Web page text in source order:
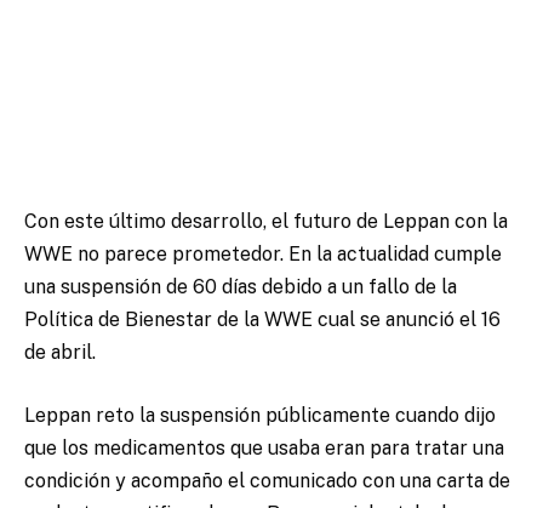
Con este último desarrollo, el futuro de Leppan con la
WWE no parece prometedor. En la actualidad cumple
una suspensión de 60 días debido a un fallo de la
Política de Bienestar de la WWE cual se anunció el 16
de abril.
Leppan reto la suspensión públicamente cuando dijo
que los medicamentos que usaba eran para tratar una
condición y acompaño el comunicado con una carta de